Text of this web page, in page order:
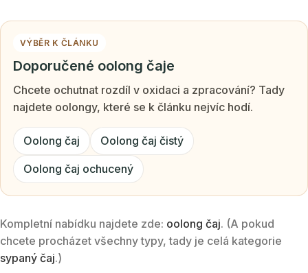
VÝBĚR K ČLÁNKU
Doporučené oolong čaje
Chcete ochutnat rozdíl v oxidaci a zpracování? Tady
najdete oolongy, které se k článku nejvíc hodí.
Oolong čaj Oolong čaj čistý
Oolong čaj ochucený
Kompletní nabídku najdete zde: oolong čaj. (A pokud
chcete procházet všechny typy, tady je celá kategorie
sypaný čaj.)